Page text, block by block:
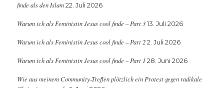
finde als den Islam 22. Juli 2026
Warum ich als Feministin Jesus cool finde – Part 3 13. Juli 2026
Warum ich als Feministin Jesus cool finde – Part 2 2. Juli 2026
Warum ich als Feministin Jesus cool finde – Part 1 28. Juni 2026
Wie aus meinem Community-Treffen plötzlich ein Protest gegen radikale